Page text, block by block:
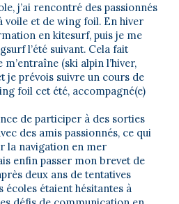
j’ai rencontré des passionnés
voile et de wing foil. En hiver
en kitesurf, puis je me
l’été suivant. Cela fait
(ski alpin l’hiver,
je prévois suivre un cours de
foil cet été, accompagné(e)
de participer à des sorties
des amis passionnés, ce qui
la navigation en mer
enfin passer mon brevet de
deux ans de tentatives
écoles étaient hésitantes à